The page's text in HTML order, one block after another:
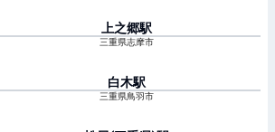
上之郷駅
三重県志摩市
白木駅
三重県鳥羽市